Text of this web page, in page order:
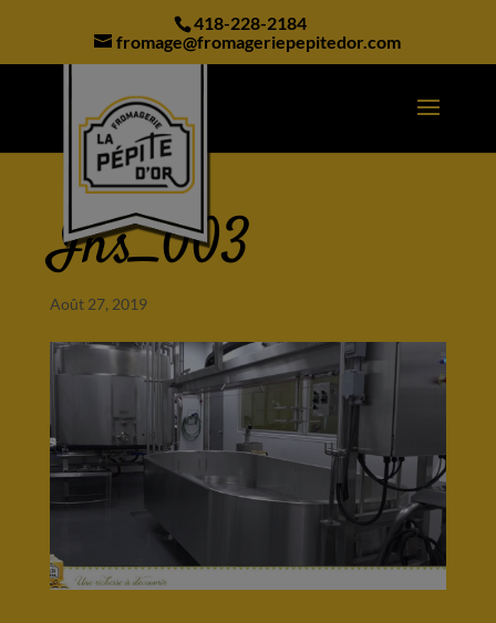
418-228-2184
fromage@fromageriepepitedor.com
Ins_003
Août 27, 2019
modal-check